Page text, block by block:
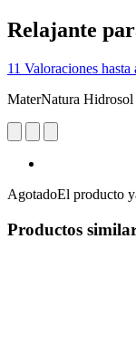
Relajante
11 Valoraciones hasta
MaterNatura
AgotadoEl producto
Productos